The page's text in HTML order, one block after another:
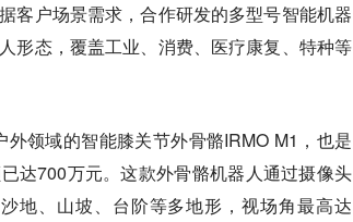
客户场景需求，合作研发的多型号智能机器
形态，覆盖工业、消费、医疗康复、特种等
领域的智能膝关节外骨骼IRMO M1，也是
达700万元。这款外骨骼机器人通过摄像头
地、山坡、台阶等多地形，视场角最高达